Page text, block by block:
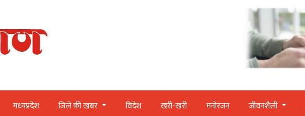
मध्‍यप्रदेश जिले की खबर विदेश खरी-खरी मनोरंजन जीवनशैली